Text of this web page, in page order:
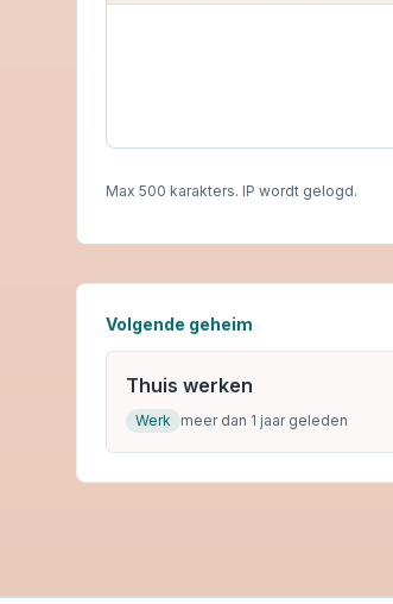
Max 500 karakters. IP wordt gelogd.
Volgende geheim
Thuis werken
Werk meer dan 1 jaar geleden